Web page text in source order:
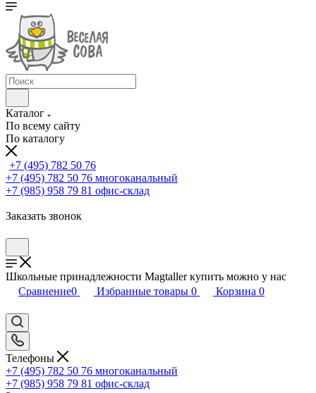
Каталог
По всему сайту
По каталогу
+7 (495) 782 50 76
+7 (495) 782 50 76 многоканальный
+7 (985) 958 79 81 офис-склад
Заказать звонок
Школьные принадлежности Magtaller купить можно у нас
Сравнение0 Избранные товары 0 Корзина 0
Телефоны
+7 (495) 782 50 76 многоканальный
+7 (985) 958 79 81 офис-склад